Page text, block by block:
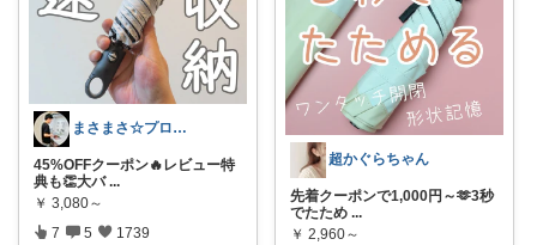
まさまさ☆プロフも見てね✨
45%OFFクーポン🔥レビュー特
典も👏大バ ...
￥ 3,080～
7 5 1739
超かぐらちゃん
先着クーポンで1,000円～🫶3秒
でたため ...
￥ 2,960～